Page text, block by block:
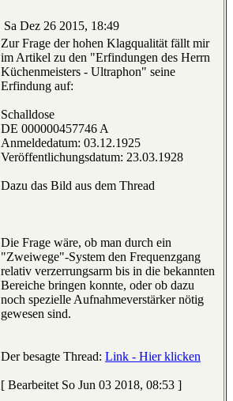
Sa Dez 26 2015, 18:49
Zur Frage der hohen Klagqualität fällt mir
im Artikel zu den "Erfindungen des Herrn
Küchenmeisters - Ultraphon" seine
Erfindung auf:
Schalldose
DE 000000457746 A
Anmeldedatum: 03.12.1925
Veröffentlichungsdatum: 23.03.1928
Dazu das Bild aus dem Thread
Die Frage wäre, ob man durch ein
"Zweiwege"-System den Frequenzgang
relativ verzerrungsarm bis in die bekannten
Bereiche bringen konnte, oder ob dazu
noch spezielle Aufnahmeverstärker nötig
gewesen sind.
Der besagte Thread: Link - Hier klicken
[ Bearbeitet So Jun 03 2018, 08:53 ]